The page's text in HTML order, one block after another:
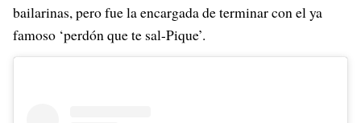
bailarinas, pero fue la encargada de terminar con el ya
famoso ‘perdón que te sal-Pique’.